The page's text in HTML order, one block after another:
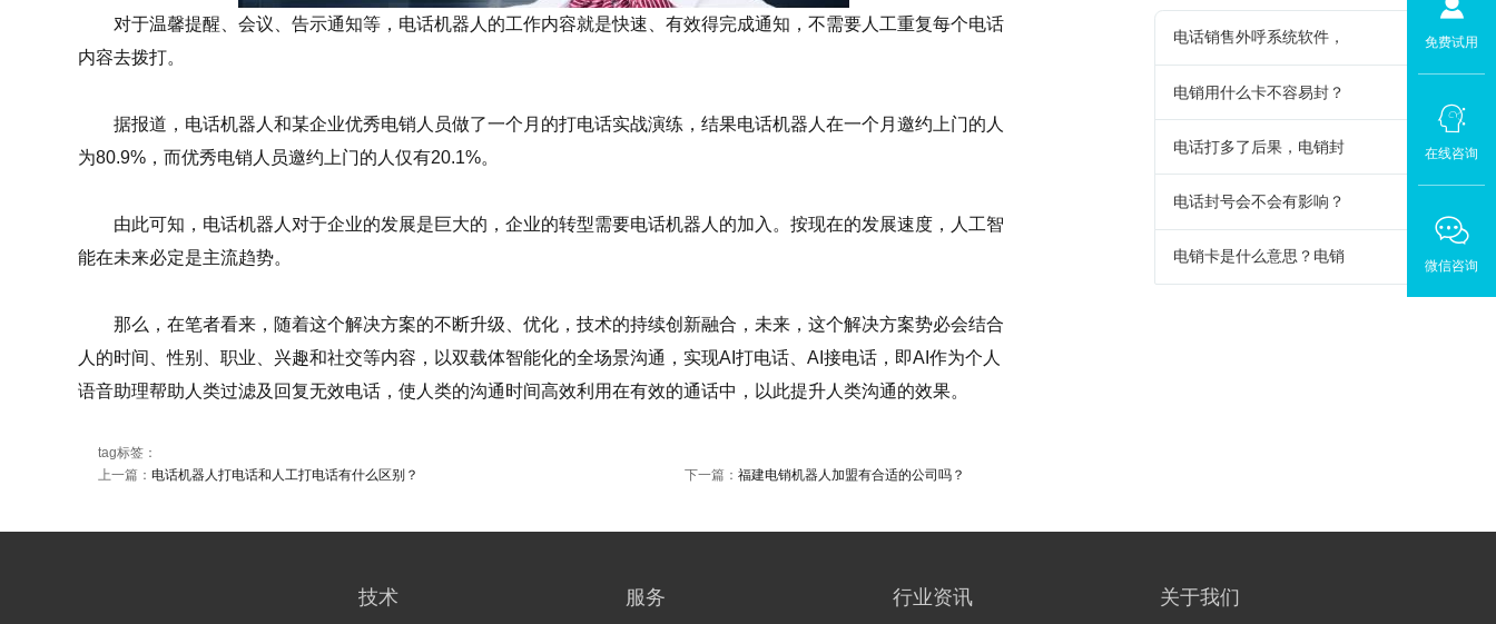
免费试用
在线咨询
微信咨询
对于温馨提醒、会议、告示通知等，电话机器人的工作内容就是快速、有效得完成通知，不需要人工重复每个电话
内容去拨打。
据报道，电话机器人和某企业优秀电销人员做了一个月的打电话实战演练，结果电话机器人在一个月邀约上门的人
为80.9%，而优秀电销人员邀约上门的人仅有20.1%。
由此可知，电话机器人对于企业的发展是巨大的，企业的转型需要电话机器人的加入。按现在的发展速度，人工智
能在未来必定是主流趋势。
那么，在笔者看来，随着这个解决方案的不断升级、优化，技术的持续创新融合，未来，这个解决方案势必会结合
人的时间、性别、职业、兴趣和社交等内容，以双载体智能化的全场景沟通，实现AI打电话、AI接电话，即AI作为个人
语音助理帮助人类过滤及回复无效电话，使人类的沟通时间高效利用在有效的通话中，以此提升人类沟通的效果。
tag标签：
上一篇： 电话机器人打电话和人工打电话有什么区别？ 下一篇：福建电销机器人加盟有合适的公司吗？
电话销售外呼系统软件，
电销用什么卡不容易封？
电话打多了后果，电销封
电话封号会不会有影响？
电销卡是什么意思？电销
技术 服务 行业资讯 关于我们